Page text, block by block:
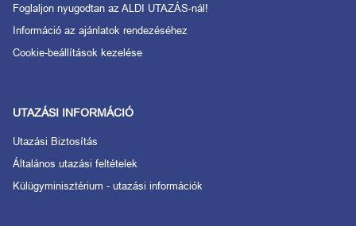
Foglaljon nyugodtan az ALDI UTAZÁS-nál!
Információ az ajánlatok rendezéséhez
Cookie-beállítások kezelése
UTAZÁSI INFORMÁCIÓ
Utazási Biztosítás
Általános utazási feltételek
Külügyminisztérium - utazási információk